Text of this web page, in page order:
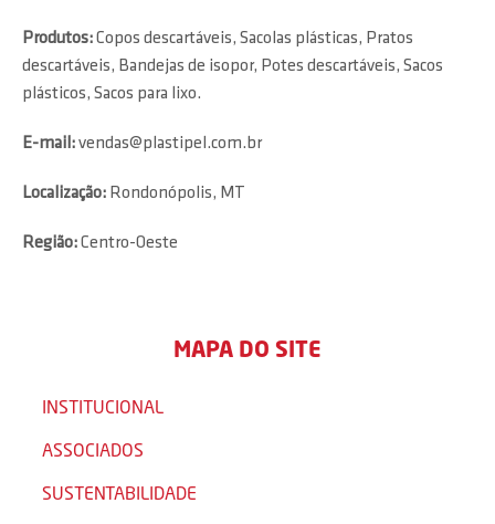
Produtos:Copos descartáveis, Sacolas plásticas, Pratos
descartáveis, Bandejas de isopor, Potes descartáveis, Sacos
plásticos, Sacos para lixo.
E-mail:vendas@plastipel.com.br
Localização: Rondonópolis, MT
Região:Centro-Oeste
MAPA DO SITE
INSTITUCIONAL
ASSOCIADOS
SUSTENTABILIDADE